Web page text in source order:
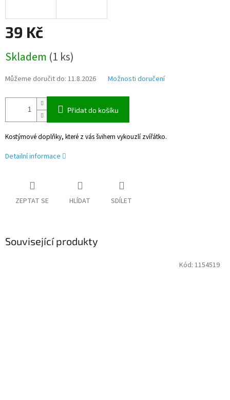
39 Kč
cena:
Skladem (1 ks)
Můžeme doručit do: 11.8.2026 Možnosti doručení
Přidat do košíku
Kostýmové doplňky, které z vás švihem vykouzlí zvířátko.
Detailní informace
ZEPTAT SE HLÍDAT SDÍLET
Související produkty
Kód: 1154519